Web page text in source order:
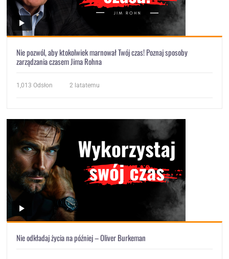
Nie pozwól, aby ktokolwiek marnował Twój czas! Poznaj sposoby
zarządzania czasem Jima Rohna
1,013 Odsłon 2 latatemu
Nie odkładaj życia na później – Oliver Burkeman